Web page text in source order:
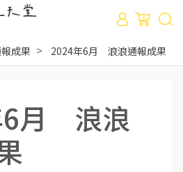
成果 2024年6月 浪浪通報成果
6月 浪浪